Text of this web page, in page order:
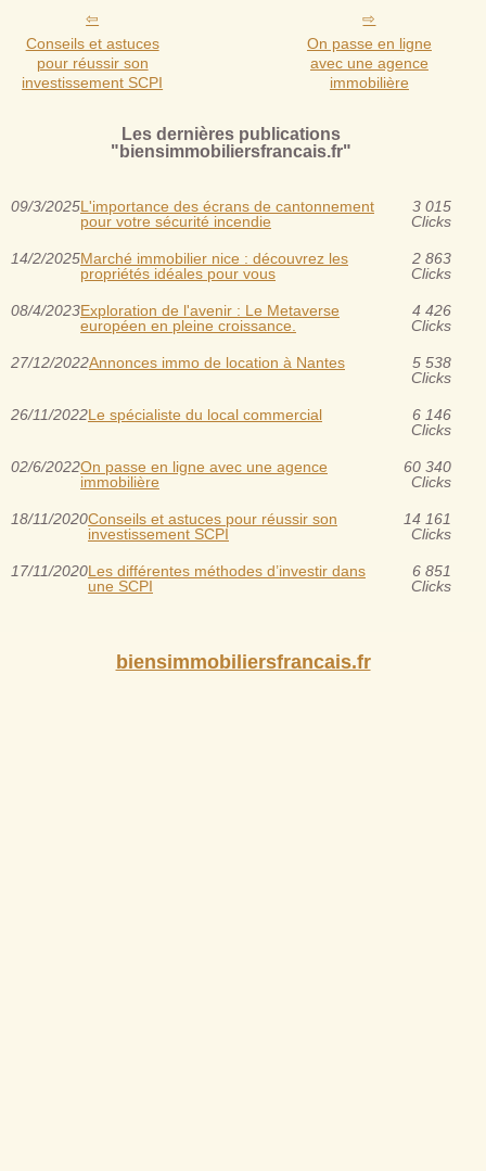
Conseils et astuces
pour réussir son
investissement SCPI
On passe en ligne
avec une agence
immobilière
Les dernières publications
"biensimmobiliersfrancais.fr"
09/3/2025L'importance des écrans de cantonnement
pour votre sécurité incendie
3 015
Clicks
14/2/2025Marché immobilier nice : découvrez les
propriétés idéales pour vous
2 863
Clicks
08/4/2023Exploration de l'avenir : Le Metaverse
européen en pleine croissance.
4 426
Clicks
27/12/2022Annonces immo de location à Nantes
5 538
Clicks
26/11/2022Le spécialiste du local commercial
6 146
Clicks
02/6/2022On passe en ligne avec une agence
immobilière
60 340
Clicks
18/11/2020Conseils et astuces pour réussir son
investissement SCPI
14 161
Clicks
17/11/2020Les différentes méthodes d’investir dans
une SCPI
6 851
Clicks
biensimmobiliersfrancais.fr